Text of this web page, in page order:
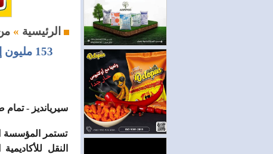
الرئيسية »
سيريانديز - تمام
تستمر المؤسسة